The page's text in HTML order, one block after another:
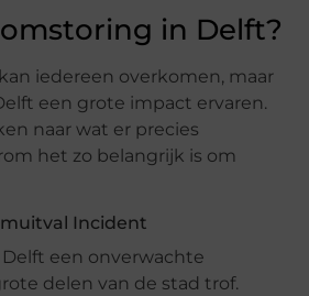
in Delft?
iedereen overkomen, maar
een grote impact ervaren.
naar wat er precies
het zo belangrijk is om
Incident
een onverwachte
delen van de stad trof.